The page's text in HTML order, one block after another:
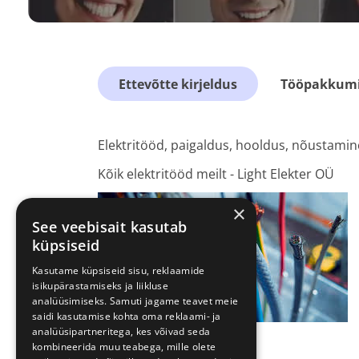
Ettevõtte kirjeldus
Elektritööd, paigaldus, hooldus,
Kõik elektritööd meilt - Light Elekter OÜ
×
See veebisait kasutab
küpsiseid
Kasutame küpsiseid sisu, reklaamide
isikupärastamiseks ja liikluse
analüüsimiseks. Samuti jagame teavet meie
saidi kasutamise kohta oma reklaami- ja
analüüsipartneritega, kes võivad seda
kombineerida muu teabega, mille olete